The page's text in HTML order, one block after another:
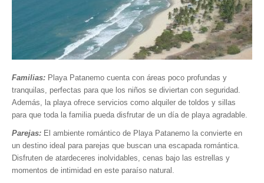
Cocinando a mi manera
Diseño de Websites
Publicidad
Tienda en línea
Familias: Playa Patanemo cuenta con áreas poco profundas y
tranquilas, perfectas para que los niños se diviertan con seguridad.
Además, la playa ofrece servicios como alquiler de toldos y sillas
para que toda la familia pueda disfrutar de un día de playa agradable.
Parejas: El ambiente romántico de Playa Patanemo la convierte en
un destino ideal para parejas que buscan una escapada romántica.
Disfruten de atardeceres inolvidables, cenas bajo las estrellas y
momentos de intimidad en este paraíso natural.